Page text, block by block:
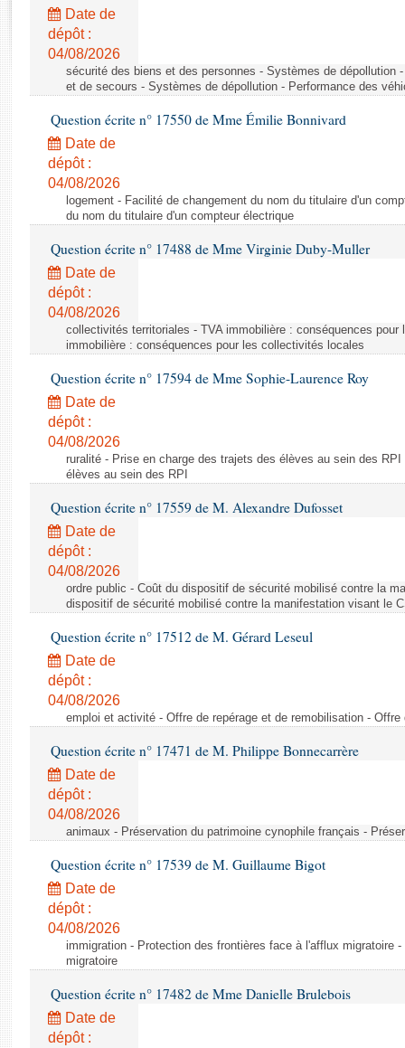
Rapports législatifs
Rapports sur l'application des lois
Baromètre de l’application des lois
Dossiers législatifs
Budget et sécurité sociale
Questions écrites et orales
Comptes rendus des débats
Date de
dépôt :
04/08/2026
sécurité des biens et des personnes - Systèmes de dépollution
et de secours - Systèmes de dépollution - Performance des
Question écrite n° 17550 de Mme Émilie Bonnivard
Date de
dépôt :
04/08/2026
logement - Facilité de changement du nom du titulaire d'un
du nom du titulaire d'un compteur électrique
Question écrite n° 17488 de Mme Virginie Duby-Muller
Date de
dépôt :
04/08/2026
collectivités territoriales - TVA immobilière : conséquences
immobilière : conséquences pour les collectivités locales
Question écrite n° 17594 de Mme Sophie-Laurence Roy
Date de
dépôt :
04/08/2026
ruralité - Prise en charge des trajets des élèves au sein des
élèves au sein des RPI
Question écrite n° 17559 de M. Alexandre Dufosset
Date de
dépôt :
04/08/2026
ordre public - Coût du dispositif de sécurité mobilisé contre la
dispositif de sécurité mobilisé contre la manifestation visant le
Question écrite n° 17512 de M. Gérard Leseul
Date de
dépôt :
04/08/2026
emploi et activité - Offre de repérage et de remobilisation -
Question écrite n° 17471 de M. Philippe Bonnecarrère
Date de
dépôt :
04/08/2026
animaux - Préservation du patrimoine cynophile français -
Question écrite n° 17539 de M. Guillaume Bigot
Date de
dépôt :
04/08/2026
immigration - Protection des frontières face à l'afflux migratoire
migratoire
Question écrite n° 17482 de Mme Danielle Brulebois
Date de
dépôt :